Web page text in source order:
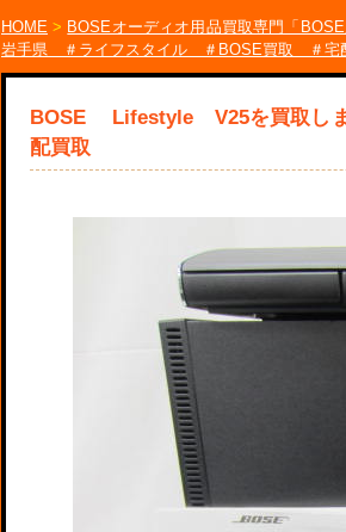
HOME > BOSEオーディオ用品買取専門「
岩手県 ＃ライフスタイル ＃BOSE買取 ＃宅
BOSE Lifestyle V25を買取し
配買取